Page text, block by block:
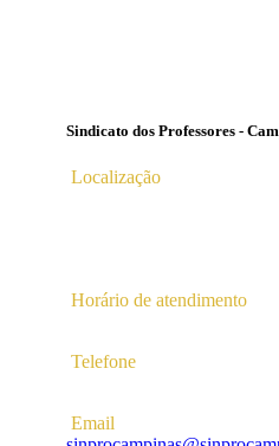
Sindicato dos Professores -
Localização
Horário de atendimento
Telefone
Email